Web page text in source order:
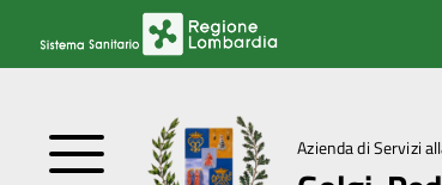
Azienda di Servizi